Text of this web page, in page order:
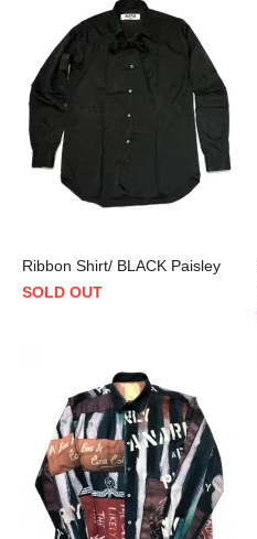
Ribbon Shirt/ BLACK Paisley
SOLD OUT